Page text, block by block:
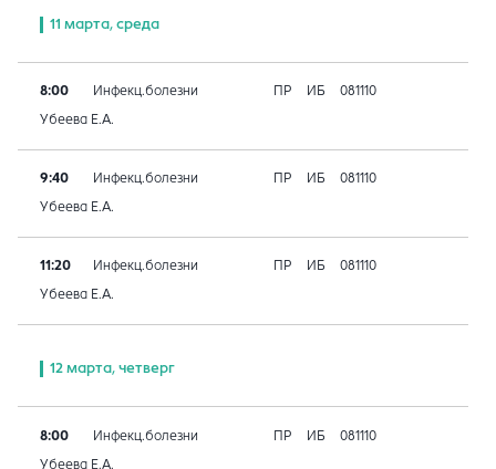
11 марта, среда
8:00 Инфекц.болезни ПР ИБ 081110
Убеева Е.А.
9:40 Инфекц.болезни ПР ИБ 081110
Убеева Е.А.
11:20 Инфекц.болезни ПР ИБ 081110
Убеева Е.А.
12 марта, четверг
8:00 Инфекц.болезни ПР ИБ 081110
Убеева Е.А.